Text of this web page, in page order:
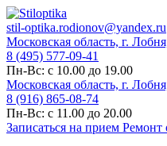
stil-optika.rodionov@yandex.ru
Московская область, г.
8 (495) 577-09-41
Пн-Вс: с 10.00 до 19.00
Московская область, г.
8 (916) 865-08-74
Пн-Вс: с 11.00 до 20.00
Записаться на прием Ремонт